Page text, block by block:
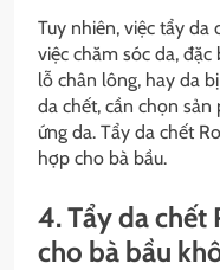
Tuy nhiên, việc tẩy
việc chăm sóc da,
lỗ chân lông, hay da
da chết, cần chọn
ứng da. Tẩy da chết
hợp cho bà bầu.
4. Tẩy da chết
cho bà bầu